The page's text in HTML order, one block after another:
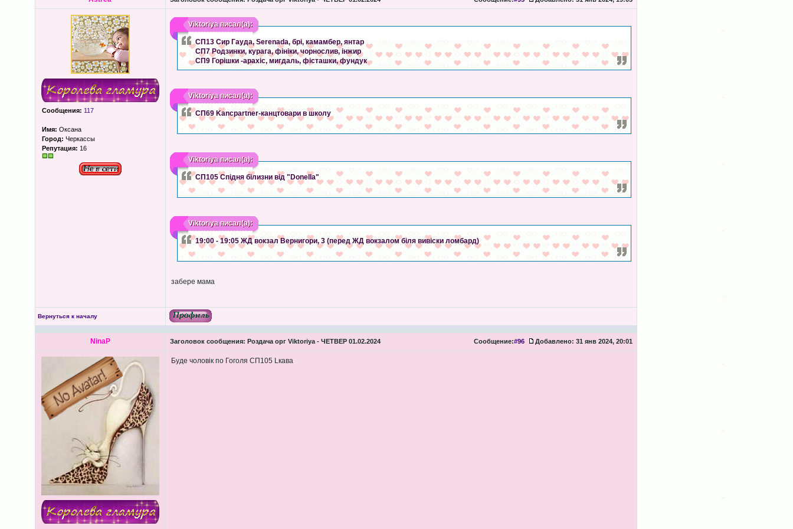
Сообщения: 117
Имя: Оксана
Город: Черкассы
Репутация: 16
Viktoriyaписал(а):
СП13 Сир Гауда, Serenada, брі, камамбер, янтар
СП7 Родзинки, курага, фініки, чорнослив, інжир
СП9 Горішки -арахіс, мигдаль, фісташки, фундук
Viktoriyaписал(а):
СП69 Kancpartner-канцтовари в школу
Viktoriyaписал(а):
СП105 Спідня білизни від "Donella"
Viktoriyaписал(а):
19:00 - 19:05 ЖД вокзал Вернигори, 3 (перед ЖД вокзалом біля вивіски ломбард)
забере мама
Вернуться к началу
NinaP Заголовок сообщения: Роздача орг Viktoriya - ЧЕТВЕР 01.02.2024 Сообщение:#96 Добавлено: 31 янв 2024, 20:01
Буде чоловік по Гоголя СП105 Lкава